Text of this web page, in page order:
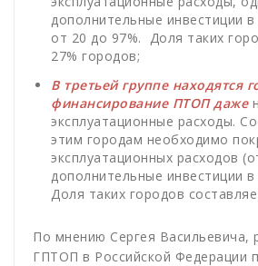
дополнительные инвестиции
от 20 до 97%. Доля таких
27% городов;
В третьей группе находятся
финансирование ПТОП даже
эксплуатационные расходы.
этим городам необходимо
эксплуатационных расходов
дополнительные инвестиции
Доля таких городов
По мнению Сергея Васильевича,
ГПТОП в Российской Федерации